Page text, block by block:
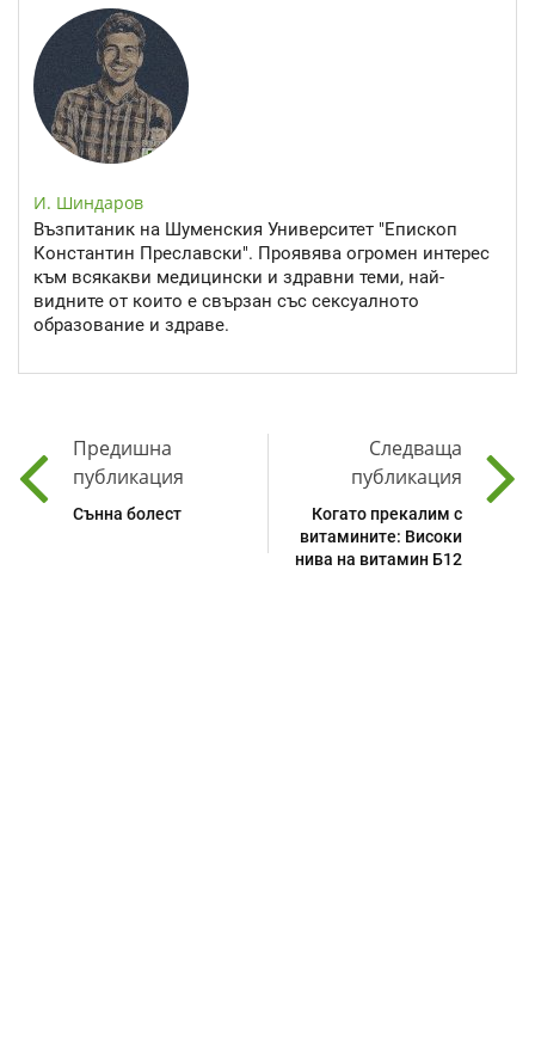
И. Шиндаров
Възпитаник на Шуменския Университет "Епископ
Константин Преславски". Проявява огромен интерес
към всякакви медицински и здравни теми, най-
видните от които е свързан със сексуалното
образование и здраве.
Предишна
публикация
Сънна болест
Следваща
публикация
Когато прекалим с
витамините: Високи
нива на витамин Б12